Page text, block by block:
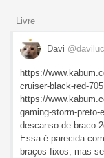
Livre
Davi
https://
cruiser-black-red-
https://
gaming-storm-preto-
descanso-de-braco-
Essa é parecida
braços fixos, mas